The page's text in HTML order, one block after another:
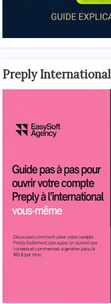
Preply International